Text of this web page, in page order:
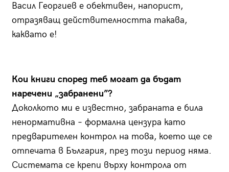
Васил Георгиев е обективен, напорист,
отразяващ действителността такава,
каквато е!
Кои книги според теб могат да бъдат
наречени „забранени”?
Доколкото ми е известно, забраната е била
ненормативна – формална цензура като
предварителен контрол на това, което ще се
отпечата в България, през този период няма.
Системата се крепи върху контрола от